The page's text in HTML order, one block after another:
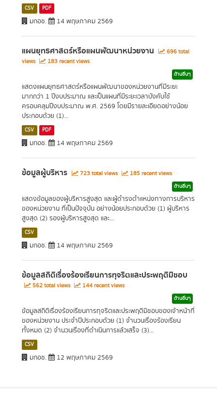
CSV PDF
มกอช. 14 พฤษภาคม 2569
แผนยุทธศาสตร์หรือแผนพัฒนาหน่วยงาน
696 total
views
183 recent views
ด้านอื่นๆ
แสดงแผนยุทธศาสตร์หรือแผนพัฒนาของหน่วยงานที่มีระยะ
มากกว่า 1 ปีงบประมาณ และเป็นแผนที่มีระยะเวลาบังคับใช้
ครอบคลุมปีงบประมาณ พ.ศ. 2569 โดยมีรายละเอียดอย่างน้อย
ประกอบด้วย (1)...
CSV PDF
มกอช. 14 พฤษภาคม 2569
ข้อมูลผู้บริหาร 723 total views 185 recent views
ด้านอื่นๆ
แสดงข้อมูลของผู้บริหารสูงสุด และผู้ดำรงตำแหน่งทางการบริหาร
ของหน่วยงาน ที่เป็นปัจจุบัน อย่างน้อยประกอบด้วย (1) ผู้บริหาร
สูงสุด (2) รองผู้บริหารสูงสุด และ...
CSV
มกอช. 14 พฤษภาคม 2569
ข้อมูลสถิติเรื่องร้องเรียนการทุจริตและประพฤติมิชอบ
562 total views 144 recent views
ด้านอื่นๆ
ข้อมูลสถิติเรื่องร้องเรียนการทุจริตและประพฤติมิชอบของเจ้าหน้าที่
ของหน่วยงาน ประจำปีประกอบด้วย (1) จำนวนเรื่องร้องเรียน
ทั้งหมด (2) จำนวนเรื่องที่ดำเนินการแล้วเสร็จ (3)...
CSV
มกอช. 12 พฤษภาคม 2569